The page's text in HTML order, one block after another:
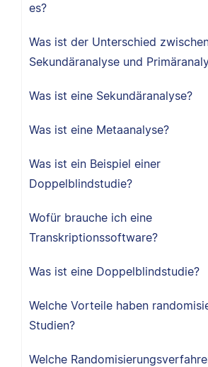
es?
Was ist der Unterschied
Sekundäranalyse und
Was ist eine Sekundäranalyse?
Was ist eine Metaanalyse?
Was ist ein Beispiel einer
Doppelblindstudie?
Wofür brauche ich eine
Transkriptionssoftware?
Was ist eine Doppelblindstudie?
Welche Vorteile haben
Studien?
Welche